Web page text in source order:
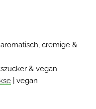
| aromatisch, cremige &
& vegan
| vegan